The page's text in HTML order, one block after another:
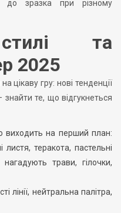
до зразка при різному
та
2025
цікаву гру: нові тенденції
те, що відгукнеться
виходить на перший план:
теракота, пастельні
нагадують трави, гілочки,
лінії, нейтральна палітра,